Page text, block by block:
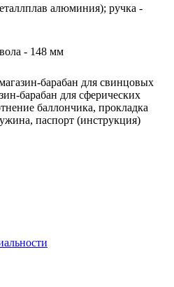
алюминия); ручка -
- 148 мм
барабан для свинцовых
барабан для сферических
баллончика, прокладка
паспорт (инструкция)